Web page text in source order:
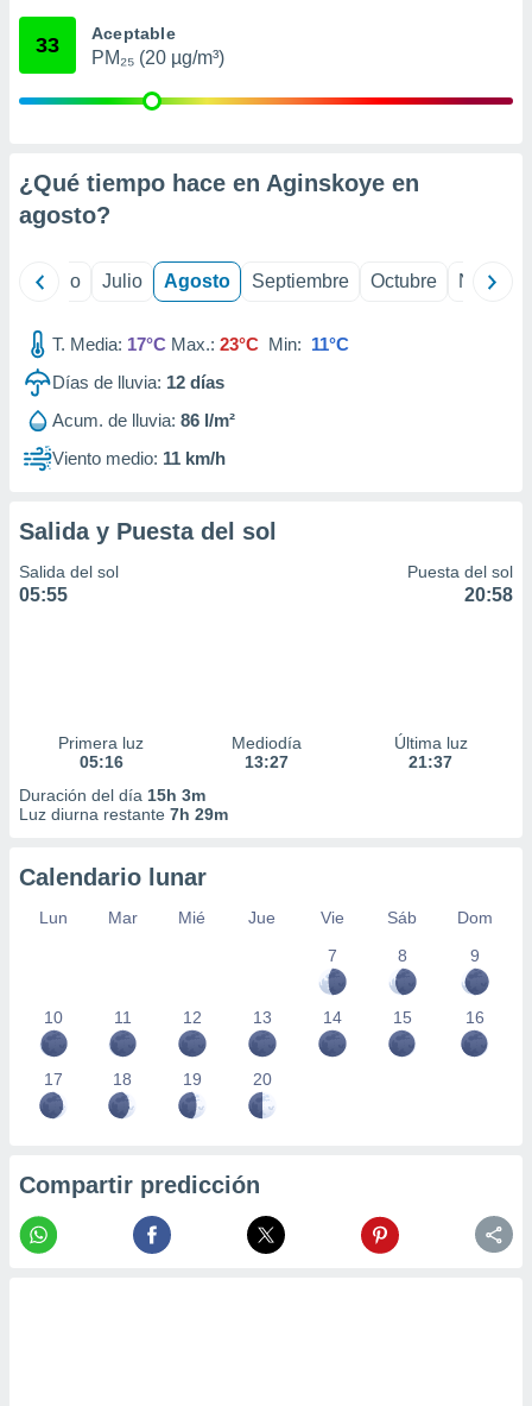
mediante
publicidad
1199
33 Aceptable
PM₂₅ (20 µg/m³)
¿Qué tiempo hace en Aginskoye en
agosto?
Junio Julio Agosto Septiembre Octubre
T. Media: 17°C Max.: 23°C Min: 11°C
Días de lluvia: 12 días
Acum. de lluvia: 86 l/m²
Viento medio: 11 km/h
Salida y Puesta del sol
Salida del sol
05:55
Puesta del sol
20:58
Primera luz
05:16
Mediodía
13:27
Última luz
21:37
Duración del día 15h 3m
Luz diurna restante 7h 29m
Calendario lunar
Lun Mar Mié Jue Vie Sáb
Dom
7
8 9
10 11 12 13 14 15 16
17 18 19 20
Compartir predicción